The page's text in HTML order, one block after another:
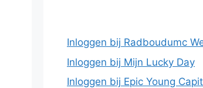
Inloggen bij Radboudumc
Inloggen bij Mijn Lucky Day
Inloggen bij Epic Young